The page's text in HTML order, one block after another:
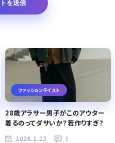
ファッションテイスト
28歳アラサー男子がこのアウター
着るのってダサいか？若作りすぎ？
2026.1.23 1